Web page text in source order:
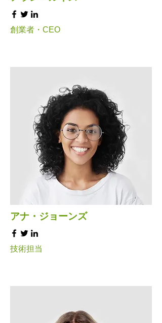
創業者・CEO
アナ・ジョーンズ
技術担当